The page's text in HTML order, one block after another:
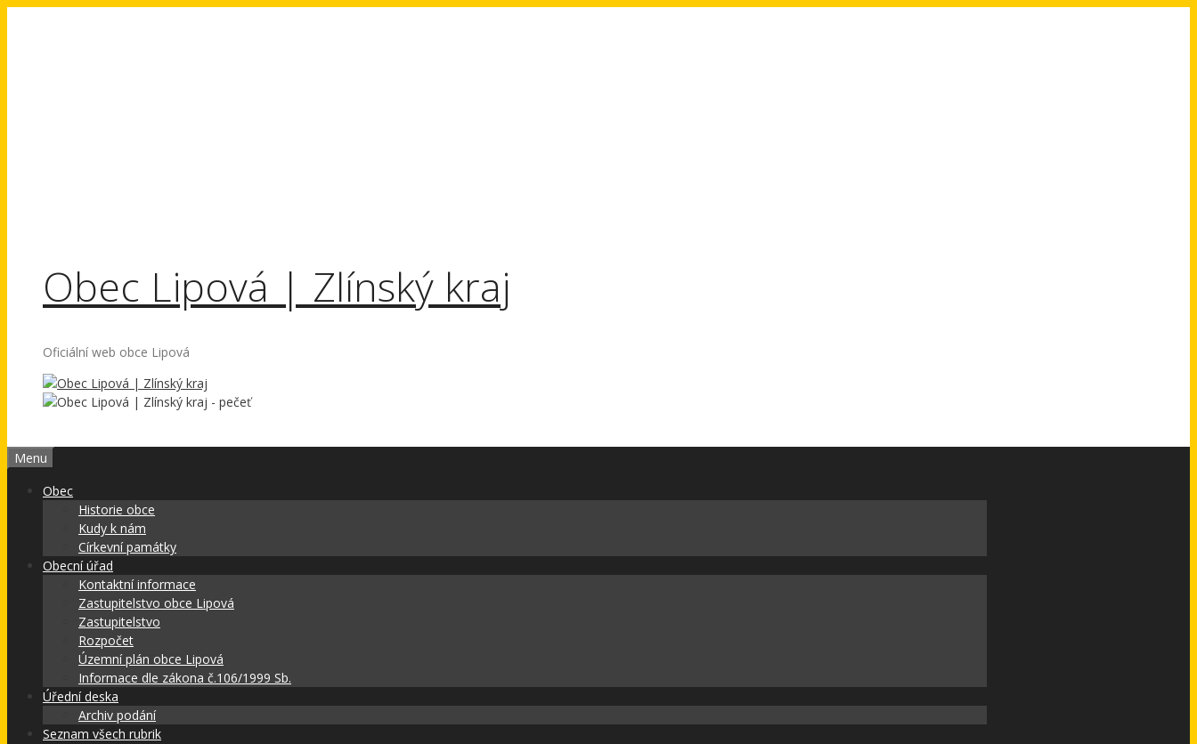
Obec Lipová | Zlínský kraj
Oficiální web obce Lipová
Menu
Obec
Historie obce
Kudy k nám
Církevní památky
Obecní úřad
Kontaktní informace
Zastupitelstvo obce Lipová
Zastupitelstvo
Rozpočet
Územní plán obce Lipová
Informace dle zákona č.106/1999 Sb.
Úřední deska
Archiv podání
Seznam všech rubrik